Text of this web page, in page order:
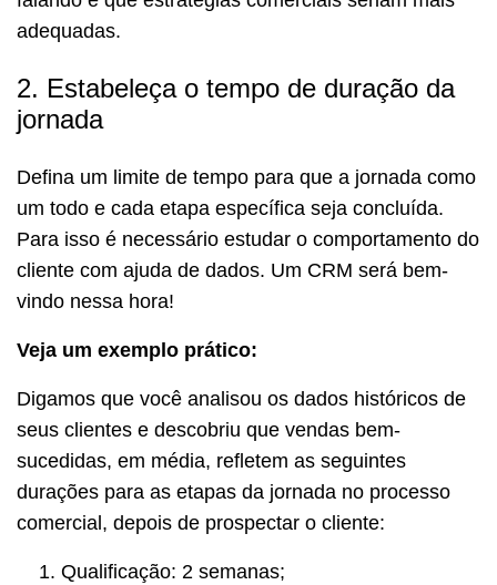
adequadas.
2. Estabeleça o tempo de duração da
jornada
Defina um limite de tempo para que a jornada como
um todo e cada etapa específica seja concluída.
Para isso é necessário estudar o comportamento do
cliente com ajuda de dados. Um CRM será bem-
vindo nessa hora!
Veja um exemplo prático:
Digamos que você analisou os dados históricos de
seus clientes e descobriu que vendas bem-
sucedidas, em média, refletem as seguintes
durações para as etapas da jornada no processo
comercial, depois de prospectar o cliente:
Qualificação: 2 semanas;